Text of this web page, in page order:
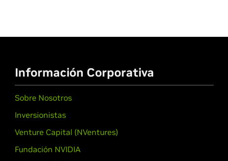
Información Corporativa
Sobre Nosotros
Inversionistas
Venture Capital (NVentures)
Fundación NVIDIA